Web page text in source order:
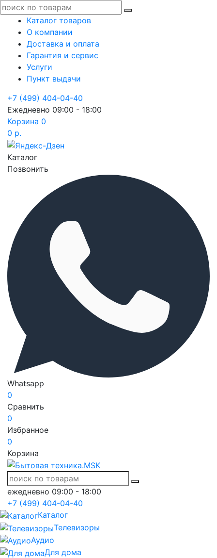
Каталог товаров
О компании
Доставка и оплата
Гарантия и сервис
Услуги
Пункт выдачи
+7 (499) 404-04-40
Ежедневно 09:00 - 18:00
Корзина 0
0 р.
Каталог
Позвонить
Whatsapp
0
Сравнить
0
Избранное
0
Корзина
ежедневно 09:00 - 18:00
+7 (499) 404-04-40
Каталог
Телевизоры
Аудио
Для дома